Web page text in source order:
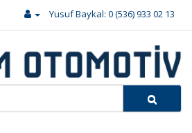
Yusuf Baykal: 0 (536) 933 02 13